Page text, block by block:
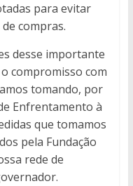
para evitar
compras.
desse importante
compromisso com
tomando, por
Enfrentamento à
que tomamos
pela Fundação
rede de